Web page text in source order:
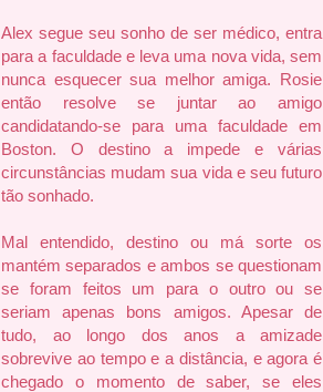
Alex segue seu sonho de ser médico, entra
para a faculdade e leva uma nova vida, sem
nunca esquecer sua melhor amiga. Rosie
então resolve se juntar ao amigo
candidatando-se para uma faculdade em
Boston. O destino a impede e várias
circunstâncias mudam sua vida e seu futuro
tão sonhado.
Mal entendido, destino ou má sorte os
mantém separados e ambos se questionam
se foram feitos um para o outro ou se
seriam apenas bons amigos. Apesar de
tudo, ao longo dos anos a amizade
sobrevive ao tempo e a distância, e agora é
chegado o momento de saber, se eles